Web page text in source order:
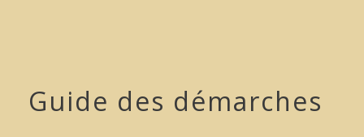
Guide des démarches